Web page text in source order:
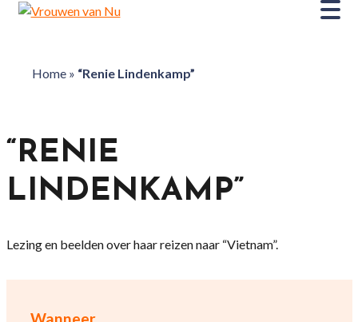
Home» “Renie Lindenkamp”
“RENIE
LINDENKAMP”
Lezing en beelden over haar reizen naar “Vietnam”.